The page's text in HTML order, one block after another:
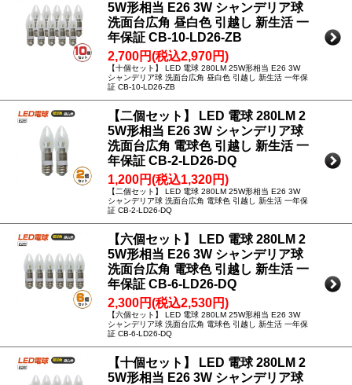
5W形相当 E26 3W シャンデリア球
洗面台広角 昼白色 引越し 新生活 一
年保証 CB-10-LD26-ZB
2,700円(税込2,970円)
【十個セット】 LED 電球 280LM 25W形相当 E26 3W
シャンデリア球 洗面台広角 昼白色 引越し 新生活 一年保
証 CB-10-LD26-ZB
【二個セット】 LED 電球 280LM 2
5W形相当 E26 3W シャンデリア球
洗面台広角 電球色 引越し 新生活 一
年保証 CB-2-LD26-DQ
1,200円(税込1,320円)
【二個セット】 LED 電球 280LM 25W形相当 E26 3W
シャンデリア球 洗面台広角 電球色 引越し 新生活 一年保
証 CB-2-LD26-DQ
【六個セット】 LED 電球 280LM 2
5W形相当 E26 3W シャンデリア球
洗面台広角 電球色 引越し 新生活 一
年保証 CB-6-LD26-DQ
2,300円(税込2,530円)
【六個セット】 LED 電球 280LM 25W形相当 E26 3W
シャンデリア球 洗面台広角 電球色 引越し 新生活 一年保
証 CB-6-LD26-DQ
【十個セット】 LED 電球 280LM 2
5W形相当 E26 3W シャンデリア球